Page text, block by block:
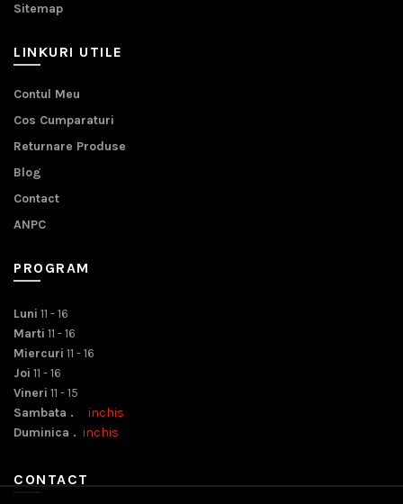
Sitemap
LINKURI UTILE
Contul Meu
Cos Cumparaturi
Returnare Produse
Blog
Contact
ANPC
PROGRAM
Luni 11 - 16
Marti 11 - 16
Miercuri 11 - 16
Joi 11 - 16
Vineri 11 - 15
Sambata . inchis
Duminica . inchis
CONTACT